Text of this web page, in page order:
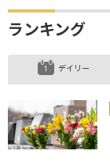
ランキング
デイリー